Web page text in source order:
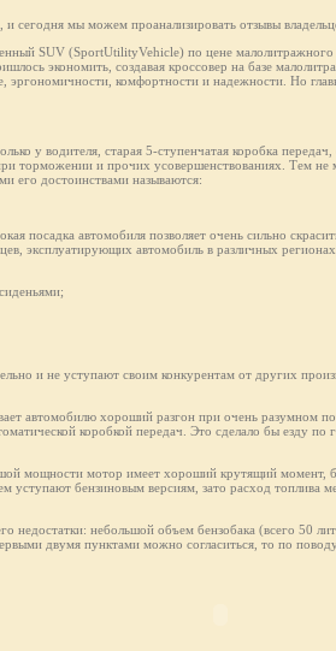
сегодня мы можем проанализировать отзывы
SUV (SportUtilityVehicle) по цене малолитражного
экономить, создавая кроссовер на базе
комфортности и надежности. Но
у водителя, старая 5-ступенчатая коробка передач,
торможении и прочих усовершенствованиях. Тем не
его достоинствами называются:
посадка автомобиля позволяет очень сильно
эксплуатирующих автомобиль в различных
и не уступают своим конкурентам от других
автомобилю хороший разгон при очень разумном
коробкой передач. Это сделало бы езду по
мощности мотор имеет хороший крутящий момент,
уступают бензиновым версиям, зато расход топлива
недостатки: небольшой объем бензобака (всего 50
двумя пунктами можно согласиться, то по